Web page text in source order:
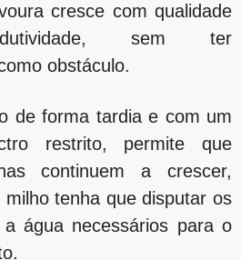
cresce com qualidade
sem ter
obstáculo.
de forma tardia e com um
restrito, permite que
continuem a crescer,
tenha que disputar os
água necessários para o